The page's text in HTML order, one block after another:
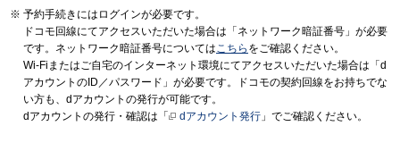
予約手続きにはログインが必要です。
ドコモ回線にてアクセスいただいた場合は「ネットワーク暗証番号」が必要
です。ネットワーク暗証番号についてはこちら をご確認ください。
Wi-Fiまたはご自宅のインターネット環境にてアクセスいただいた場合は「d
アカウントのID／パスワード」が必要です。ドコモの契約回線をお持ちでな
い方も、dアカウントの発行が可能です。
dアカウントの発行・確認は「
dアカウント発行 」でご確認ください。